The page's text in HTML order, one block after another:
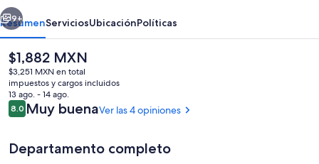
wifi,
AC,Pool
Siguiente
9+
ResumenServiciosUbicaciónPolíticas
El
precio
actual
es
de
$1,882 MXN
$1,882 MXN
$3,251 MXN en total
impuestos y cargos incluidos
13 ago. - 14 ago.
Opiniones
8.08.0 de 10,
Muy buenaVer las 4 opiniones
Departamento completo